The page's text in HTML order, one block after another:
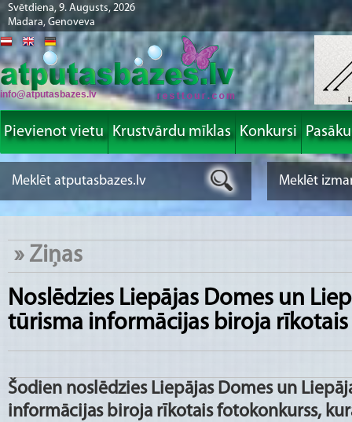
Svētdiena, 9. Augusts, 2026
Madara, Genoveva
info@atputasbazes.lv
Pievienot vietu Krustvārdu mīklas Konkursi
» Ziņas
Noslēdzies Liepājas Domes un
tūrisma informācijas biroja
Šodien noslēdzies Liepājas Domes un
informācijas biroja rīkotais fotokonkurss,